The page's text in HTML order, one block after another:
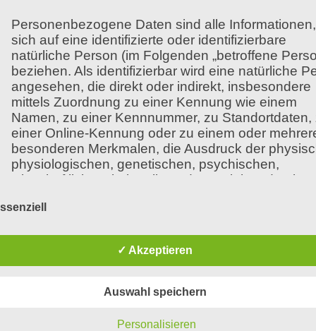
Stimme
den organischen Voraussetzungen, zum
einschränken und damit
Stimme von großer Bedeutung, da sie
verschiedener Organstrukturen,
gehört ein gesunder Kehlkopf, eine gut
die die Funktionalität der Stimmgebung
Schreiknötchen
Personenbezogene Daten sind alle
sich auf eine identifizierte oder identifizierbare
natürliche Person (im Folgenden „betroffene
beziehen. Als identifizierbar wird eine natürliche
angesehen, die direkt oder indirekt, insbesondere
mittels Zuordnung zu einer Kennung wie einem
Namen, zu einer Kennnummer, zu Standortdaten,
einer Online-Kennung oder zu einem oder
besonderen Merkmalen, die Ausdruck der
physiologischen, genetischen, psychischen,
wirtschaftlichen, kulturellen oder sozialen Identität
kann.
b) betroffene Person
Betroffene Person ist jede identifizierte oder
identifizierbare natürliche Person, deren
✓ Akzeptieren
Auswahl speichern
Personalisieren